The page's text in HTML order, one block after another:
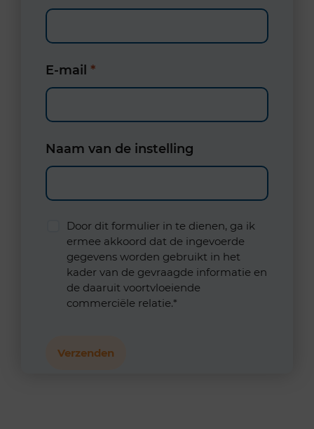
E-mail *
Naam van de instelling
Door dit formulier in te dienen, ga ik
ermee akkoord dat de ingevoerde
gegevens worden gebruikt in het
kader van de gevraagde informatie en
de daaruit voortvloeiende
commerciële relatie.*